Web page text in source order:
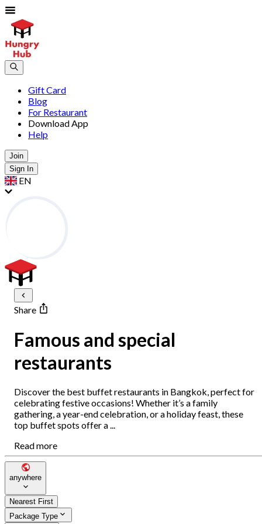
Gift Card
Blog
For Restaurant
Download App
Help
Join
Sign In
EN
Share
Famous and special
restaurants
Discover the best buffet restaurants in Bangkok, perfect for
celebrating festive occasions! Whether it’s a family
gathering, a year-end celebration, or a holiday feast, these
top buffet spots offer a ...
Read more
anywhere
Nearest First
Package Type